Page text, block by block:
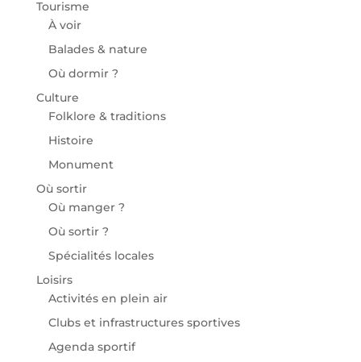
Tourisme
À voir
Balades & nature
Où dormir ?
Culture
Folklore & traditions
Histoire
Monument
Où sortir
Où manger ?
Où sortir ?
Spécialités locales
Loisirs
Activités en plein air
Clubs et infrastructures sportives
Agenda sportif